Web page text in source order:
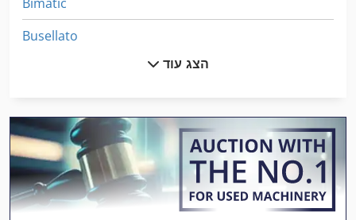
Busellato
Flottjet 2000
Jansen
Jet
הצג עוד